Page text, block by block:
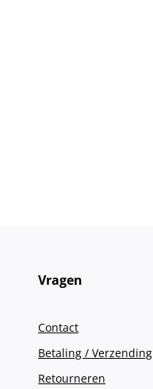
Vragen
Contact
Betaling / Verzending
Retourneren